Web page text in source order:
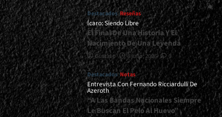
Destacados Reseñas
Ícaro: Siendo Libre
El Final De Una Historia Y El
Nacimiento De Una Leyenda
Gustavo 8 julio, 2026 0
Destacados Notas
Entrevista Con Fernando Ricciardulli De
Azeroth
“A Las Bandas Nacionales Siempre
Le Buscan El Pelo Al Huevo”